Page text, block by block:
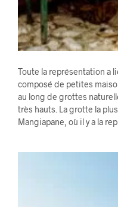
Toute la représentation a
composé de petites
au long de grottes
très hauts. La grotte la
Mangiapane, où il y a la